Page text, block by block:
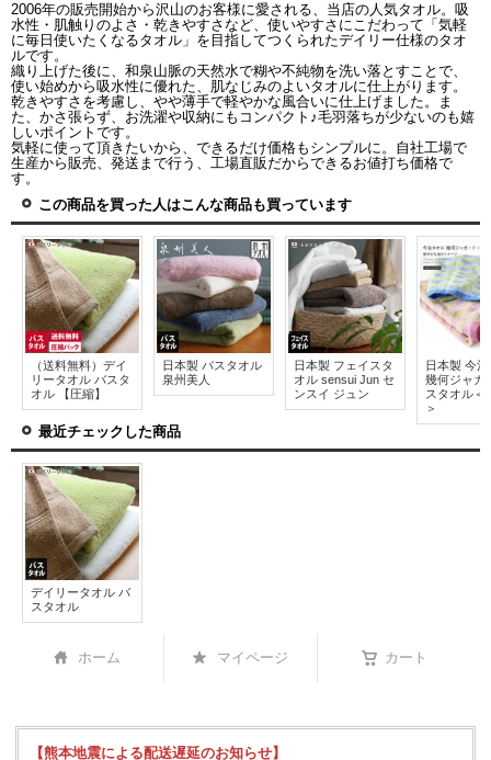
2006年の販売開始から沢山のお客様に愛される、当店の人気タオル。吸
水性・肌触りのよさ・乾きやすさなど、使いやすさにこだわって「気軽
に毎日使いたくなるタオル」を目指してつくられたデイリー仕様のタオ
ルです。
織り上げた後に、和泉山脈の天然水で糊や不純物を洗い落とすことで、
使い始めから吸水性に優れた、肌なじみのよいタオルに仕上がります。
乾きやすさを考慮し、やや薄手で軽やかな風合いに仕上げました。ま
た、かさ張らず、お洗濯や収納にもコンパクト♪毛羽落ちが少ないのも嬉
しいポイントです。
気軽に使って頂きたいから、できるだけ価格もシンプルに。自社工場で
生産から販売、発送まで行う、工場直販だからできるお値打ち価格で
す。
この商品を買った人はこんな商品も買っています
（送料無料）デイ
リータオル バスタ
オル 【圧縮】
日本製 バスタオル
泉州美人
日本製 フェイスタ
オル sensui Jun セ
ンスイ ジュン
日本製 今
幾何ジャガ
スタオル＜
＞
最近チェックした商品
デイリータオル バ
スタオル
ホーム マイページ カート
【熊本地震による配送遅延のお知らせ】